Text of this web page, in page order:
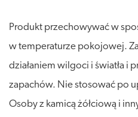
Produkt przechowywać w
w temperaturze pokojowej.
działaniem wilgoci i światła i
zapachów. Nie stosować po
Osoby z kamicą żółciową i